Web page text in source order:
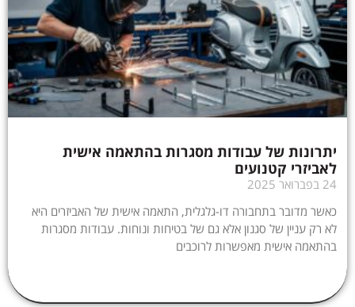
יתרונות של עבודות מסגרות בהתאמה אישית
לאביזרי קטנועים
24 בפברואר 2025
כאשר מדובר בתחבורה דו-גלגלית, התאמה אישית של האביזרים היא
לא רק עניין של סגנון אלא גם של בטיחות ונוחות. עבודות מסגרות
בהתאמה אישית מאפשרות לרוכבים